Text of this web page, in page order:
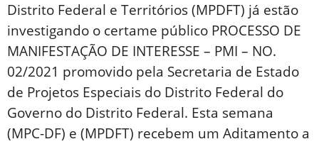
Distrito Federal e Territórios (MPDFT) já estão
investigando o certame público PROCESSO DE
MANIFESTAÇÃO DE INTERESSE – PMI – NO.
02/2021 promovido pela Secretaria de Estado
de Projetos Especiais do Distrito Federal do
Governo do Distrito Federal. Esta semana
(MPC-DF) e (MPDFT) recebem um Aditamento a